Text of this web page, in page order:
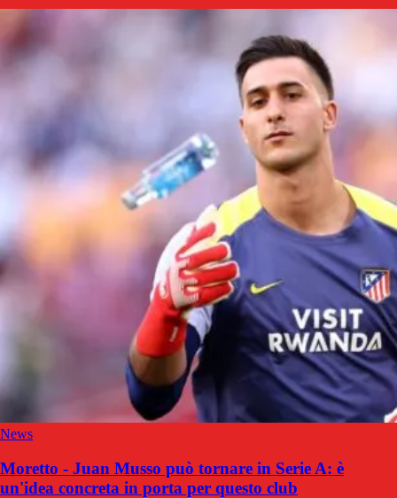
News
Moretto - Juan Musso può tornare in Serie A: è
un'idea concreta in porta per questo club